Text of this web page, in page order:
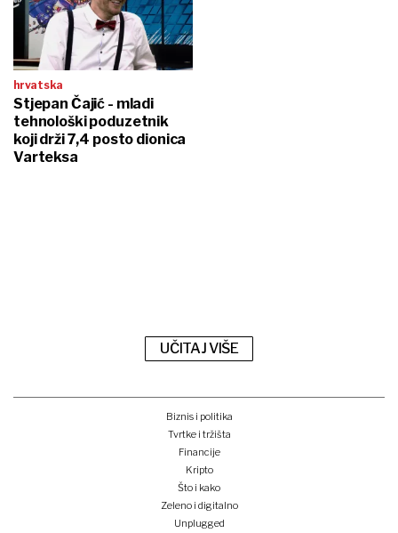
hrvatska
Stjepan Čajić - mladi
tehnološki poduzetnik
koji drži 7,4 posto dionica
Varteksa
UČITAJ VIŠE
Biznis i politika
Tvrtke i tržišta
Financije
Kripto
Što i kako
Zeleno i digitalno
Unplugged